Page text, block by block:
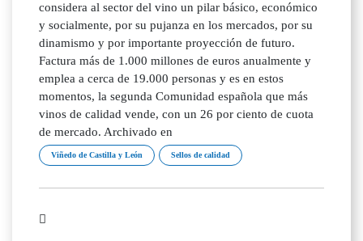
considera al sector del vino un pilar básico, económico
y socialmente, por su pujanza en los mercados, por su
dinamismo y por importante proyección de futuro.
Factura más de 1.000 millones de euros anualmente y
emplea a cerca de 19.000 personas y es en estos
momentos, la segunda Comunidad española que más
vinos de calidad vende, con un 26 por ciento de cuota
de mercado. Archivado en
Viñedo de Castilla y León Sellos de calidad